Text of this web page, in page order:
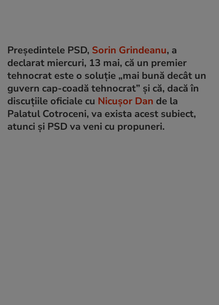
Președintele PSD, Sorin Grindeanu, a
declarat miercuri, 13 mai, că un premier
tehnocrat este o soluție „mai bună decât un
guvern cap-coadă tehnocrat” și că, dacă în
discuțiile oficiale cu Nicușor Dan de la
Palatul Cotroceni, va exista acest subiect,
atunci și PSD va veni cu propuneri.